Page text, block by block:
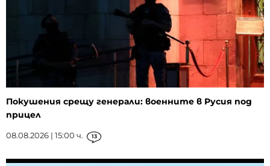
Покушения срещу генерали: военните в Русия под
прицел
08.08.2026 | 15:00 ч. 13